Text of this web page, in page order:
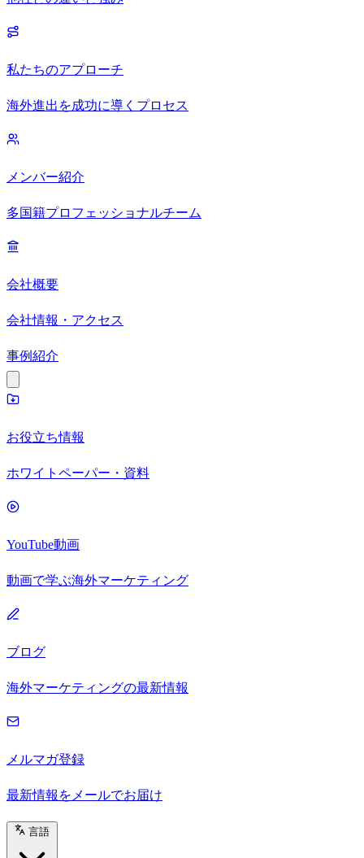
私たちのアプローチ
海外進出を成功に導くプロセス
メンバー紹介
多国籍プロフェッショナルチーム
会社概要
会社情報・アクセス
事例紹介
お役立ち情報
ホワイトペーパー・資料
YouTube動画
動画で学ぶ海外マーケティング
ブログ
海外マーケティングの最新情報
メルマガ登録
最新情報をメールでお届け
言語